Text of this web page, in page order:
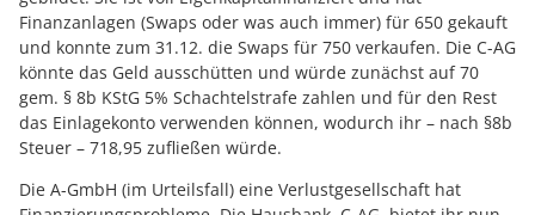
Finanzanlagen (Swaps oder was auch immer) für 650 gekauft
und konnte zum 31.12. die Swaps für 750 verkaufen. Die C-AG
könnte das Geld ausschütten und würde zunächst auf 70
gem. § 8b KStG 5% Schachtelstrafe zahlen und für den Rest
das Einlagekonto verwenden können, wodurch ihr – nach §8b
Steuer – 718,95 zufließen würde.
Die A-GmbH (im Urteilsfall) eine Verlustgesellschaft hat